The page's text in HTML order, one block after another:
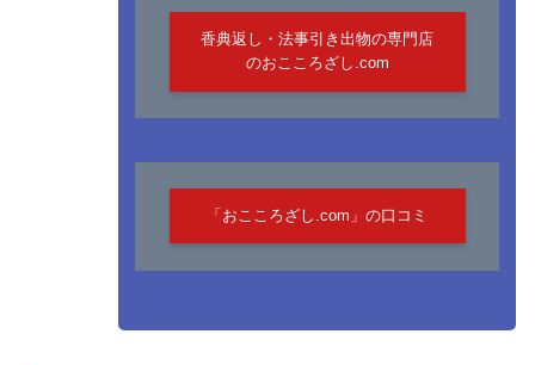
香典返し・法事引き出物の専門店
のおこころざし.com
「おこころざし.com」の口コミ